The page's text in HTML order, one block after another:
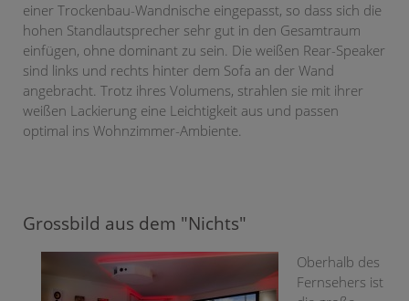
einer Trockenbau-Wandnische eingepasst, so dass sich die
hohen Standlautsprecher sehr gut in den Gesamtraum
einfügen, ohne dominant zu sein. Die weißen Rear-Speaker
sind links und rechts hinter dem Sofa an der Wand
angebracht. Trotz ihres Volumens, strahlen sie mit ihrer
weißen Lackierung eine Leichtigkeit aus und passen
optimal ins Wohnzimmer-Ambiente.
Grossbild aus dem "Nichts"
Oberhalb des
Fernsehers ist